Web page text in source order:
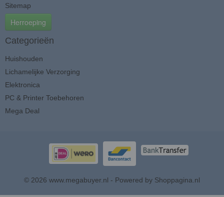
Sitemap
Herroeping
Categorieën
Huishouden
Lichamelijke Verzorging
Elektronica
PC & Printer Toebehoren
Mega Deal
© 2026 www.megabuyer.nl - Powered by Shoppagina.nl